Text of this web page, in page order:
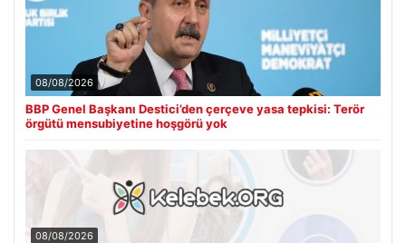
08/08/2026
BBP Genel Başkanı Destici’den çerçeve yasa tepkisi: Terör
örgütü mensubiyetine hoşgörü yok
08/08/2026